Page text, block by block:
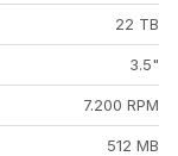
22 TB
3.5"
7.200 RPM
512 MB